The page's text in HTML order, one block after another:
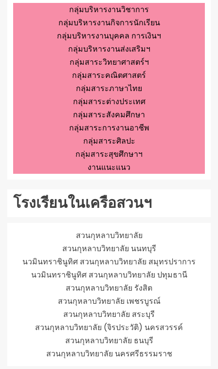
กลุ่มบริหารงานวิชาการ
กลุ่มบริหารงานกิจการนักเรียน
กลุ่มบริหารงานบุคคล การเงินฯ
กลุ่มบริหารงานส่งเสริมฯ
กลุ่มสาระวิทยาศาสตร์ฯ
กลุ่มสาระคณิตศาสตร์
กลุ่มสาระภาษาไทย
กลุ่มสาระต่างประเทศ
กลุ่มสาระสังคมศึกษา
กลุ่มสาระการงานอาชีพ
กลุ่มสาระศิลปะ
กลุ่มสาระสุขศึกษาฯ
งานแนะแนว
โรงเรียนในเครือสวนฯ
สวนกุหลาบวิทยาลัย
สวนกุหลาบวิทยาลัย นนทบุรี
นวมินทราชินูทิศ สวนกุหลาบวิทยาลัย สมุทรปราการ
นวมินทราชินูทิศ สวนกุหลาบวิทยาลัย ปทุมธานี
สวนกุหลาบวิทยาลัย รังสิต
สวนกุหลาบวิทยาลัย เพชรบูรณ์
สวนกุหลาบวิทยาลัย สระบุรี
สวนกุหลาบวิทยาลัย (จิรประวัติ) นครสวรรค์
สวนกุหลาบวิทยาลัย ธนบุรี
สวนกุหลาบวิทยาลัย นครศรีธรรมราช